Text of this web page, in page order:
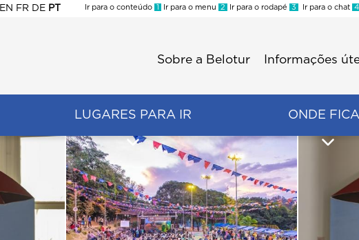
EN FR DE PT
Ir para o conteúdo 1 Ir para o menu 2 Ir para o rodapé 3 Ir para o chat 4
Sobre a Belotur Informações
LUGARES PARA IR ONDE